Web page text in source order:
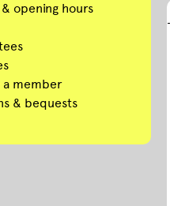
opening hours
a member
& bequests